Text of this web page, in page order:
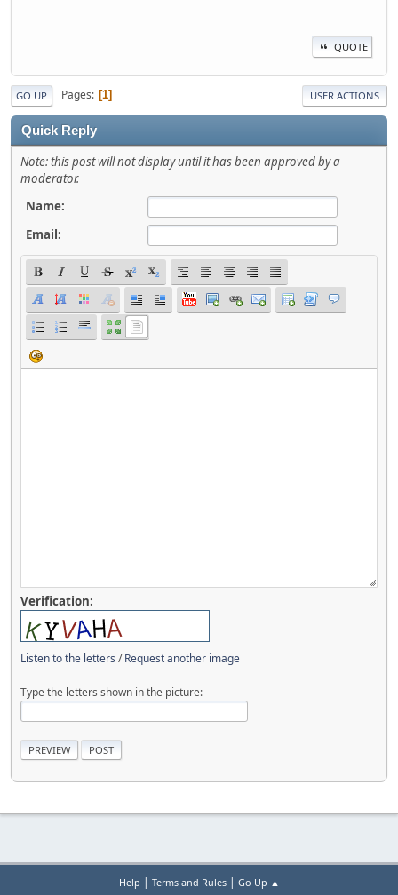
QUOTE
GO UP Pages 1 USER ACTIONS
Quick Reply
Note: this post will not display until it has been approved by a
moderator.
Name:
Email:
Verification:
Listen to the letters /Request another image
Type the letters shown in the picture:
Help | Terms and Rules| Go Up ▲